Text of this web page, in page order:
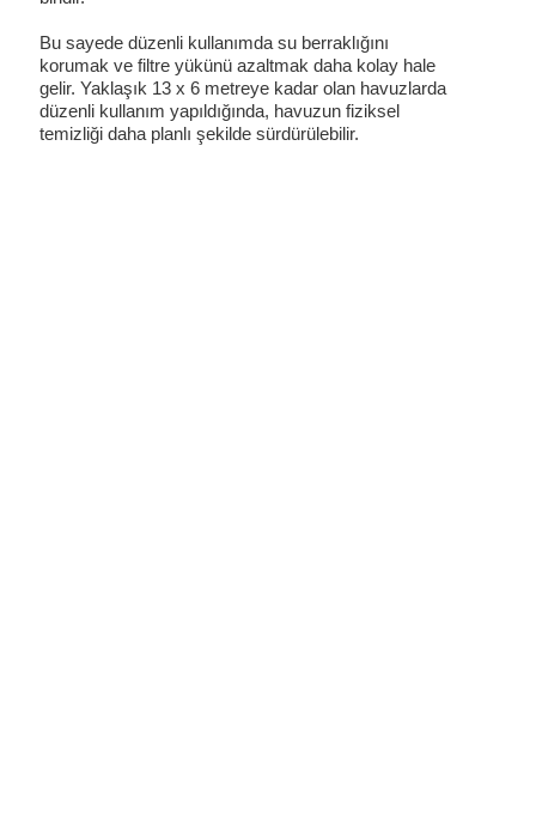
Bu sayede düzenli kullanımda su berraklığını
korumak ve filtre yükünü azaltmak daha kolay hale
gelir. Yaklaşık 13 x 6 metreye kadar olan havuzlarda
düzenli kullanım yapıldığında, havuzun fiziksel
temizliği daha planlı şekilde sürdürülebilir.